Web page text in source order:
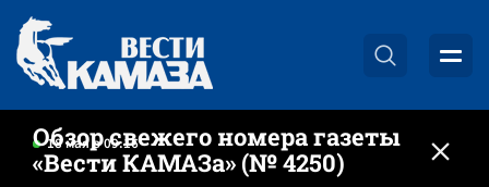
18 мая в 09:16
Обзор свежего номера газеты
«Вести КАМАЗа» (№ 4250)